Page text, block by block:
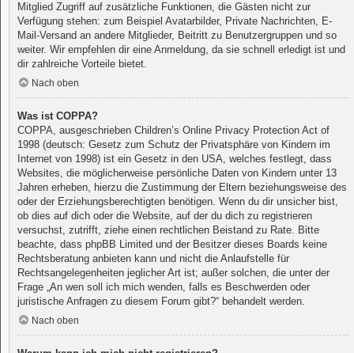
Mitglied Zugriff auf zusätzliche Funktionen, die Gästen nicht zur
Verfügung stehen: zum Beispiel Avatarbilder, Private Nachrichten, E-
Mail-Versand an andere Mitglieder, Beitritt zu Benutzergruppen und so
weiter. Wir empfehlen dir eine Anmeldung, da sie schnell erledigt ist und
dir zahlreiche Vorteile bietet.
Nach oben
Was ist COPPA?
COPPA, ausgeschrieben Children’s Online Privacy Protection Act of
1998 (deutsch: Gesetz zum Schutz der Privatsphäre von Kindern im
Internet von 1998) ist ein Gesetz in den USA, welches festlegt, dass
Websites, die möglicherweise persönliche Daten von Kindern unter 13
Jahren erheben, hierzu die Zustimmung der Eltern beziehungsweise des
oder der Erziehungsberechtigten benötigen. Wenn du dir unsicher bist,
ob dies auf dich oder die Website, auf der du dich zu registrieren
versuchst, zutrifft, ziehe einen rechtlichen Beistand zu Rate. Bitte
beachte, dass phpBB Limited und der Besitzer dieses Boards keine
Rechtsberatung anbieten kann und nicht die Anlaufstelle für
Rechtsangelegenheiten jeglicher Art ist; außer solchen, die unter der
Frage „An wen soll ich mich wenden, falls es Beschwerden oder
juristische Anfragen zu diesem Forum gibt?“ behandelt werden.
Nach oben